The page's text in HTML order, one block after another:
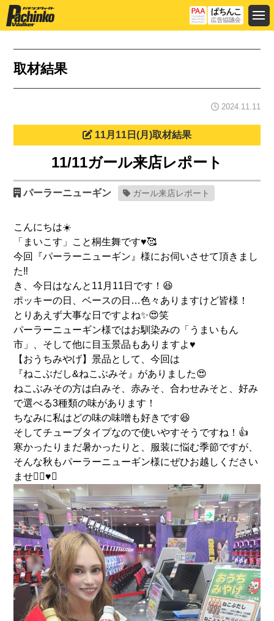
取材結果
2024.11.11
11月11日(月)取材結果
11/11ガール来店レポート
パーラーニューギン ガール来店レポート
こんにちは☀️
「まいこす」こと桐生舞です♥️🥰
今回『パーラーニューギン』様にお伺いさせて頂きまし
た‼️
き、今日はなんと11月11日です！😆
ポッキーの日、ベースの日…色々ありますけど皆様！
とりあえず大事な日ですよね✨😍笑
パーラーニューギン様ではお馴染みの「うまいもん
市」、そして他に目玉景品もありますよ♥️
【おうちみやげ】景品として、今回は
『ねこぶだし&ねこぶみそ』がありました😍
ねこぶみその方は白みそ、赤みそ、合わせみそと、好み
で選べる3種類の味があります！
ちなみに私はどの味の味噌も好きです😆
そしてチューブタイプなので使いやすそうですね！👍
寒かったりまだ暑かったりと、服装に悩む季節ですが、
そんな秋もパーラーニューギン様にぜひお越しください
ませ🙇‍♀️♥️✨